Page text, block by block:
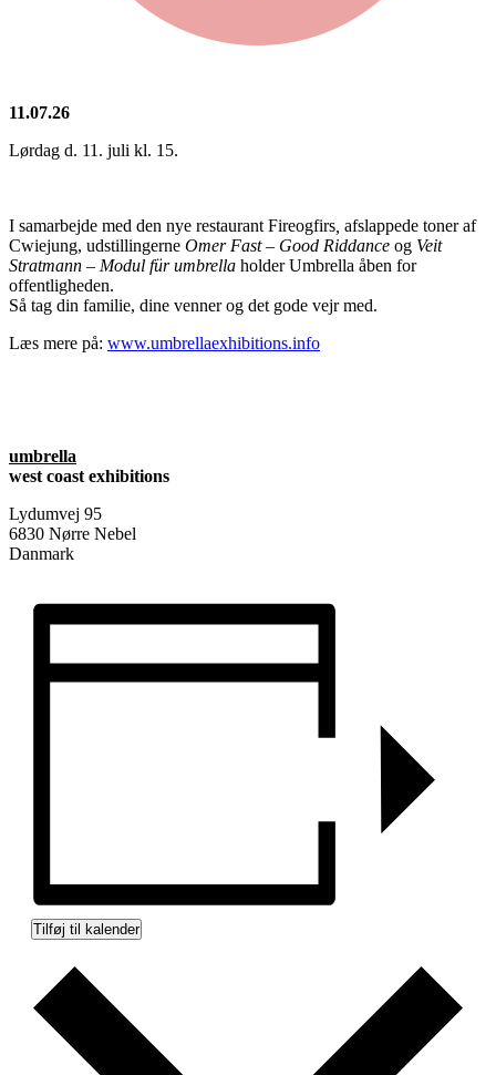
11.07.26
Lørdag d. 11. juli kl. 15.
I samarbejde med den nye restaurant Fireogfirs afslappede toner af
Cwiejung, udstillingerne Omer Fast – Good Riddance og Veit
Stratmann – Modul für umbrella holder Umbrella åben for
offentligheden.
Så tag din familie, dine venner og det gode vejr med.
Læs mere på: www.umbrellaexhibitions.info
umbrella
west coast exhibitions
Lydumvej 95
6830 Nørre Nebel
Danmark
Tilføj til kalender